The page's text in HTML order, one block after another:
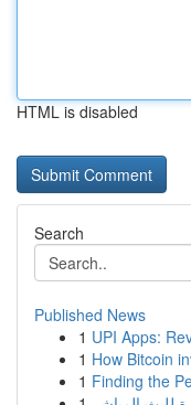
HTML is disabled
Search
Published News
1 UPI Apps:
1 How Bitcoin
1 Finding the